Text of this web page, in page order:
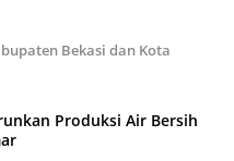
Bekasi dan Kota
Produksi Air Bersih